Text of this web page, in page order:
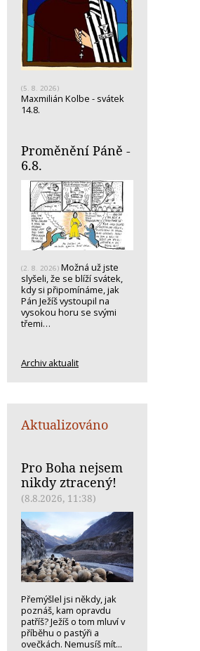
(5. 8. 2026)
Maxmilián Kolbe - svátek
14.8.
Proměnění Páně -
6.8.
(2. 8. 2026) Možná už jste
slyšeli, že se blíží svátek,
kdy si připomínáme, jak
Pán Ježíš vystoupil na
vysokou horu se svými
třemi…
Archiv aktualit
Aktualizováno
Pro Boha nejsem
nikdy ztracený!
(8.8.2026, 11:38)
Přemýšlel jsi někdy, jak
poznáš, kam opravdu
patříš? Ježíš o tom mluví v
příběhu o pastýři a
ovečkách. Nemusíš mít...